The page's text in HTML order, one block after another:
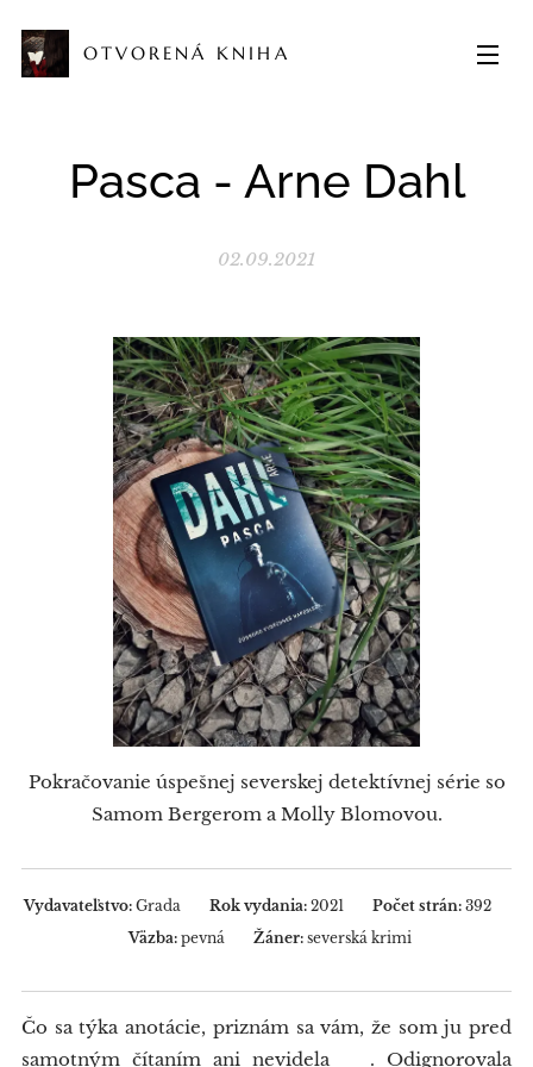
OTVORENÁ KNIHA
Pasca - Arne Dahl
02.09.2021
Pokračovanie úspešnej severskej detektívnej série so
Samom Bergerom a Molly Blomovou.
Vydavateľstvo: Grada Rok vydania: 2021 Počet strán: 392
Väzba: pevná Žáner: severská krimi
Čo sa týka anotácie, priznám sa vám, že som ju pred
samotným čítaním ani nevidela 🙈. Odignorovala